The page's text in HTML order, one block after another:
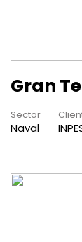
Gran
Sector
Naval